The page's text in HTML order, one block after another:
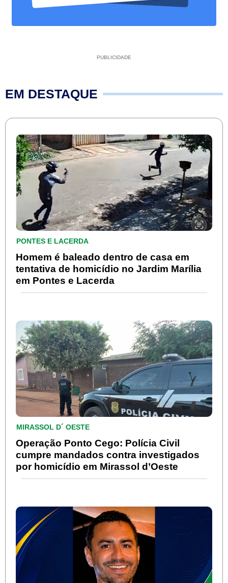
PUBLICIDADE
EM DESTAQUE
PONTES E LACERDA
Homem é baleado dentro de casa em
tentativa de homicídio no Jardim Marília
em Pontes e Lacerda
MIRASSOL D´ OESTE
Operação Ponto Cego: Polícia Civil
cumpre mandados contra investigados
por homicídio em Mirassol d’Oeste